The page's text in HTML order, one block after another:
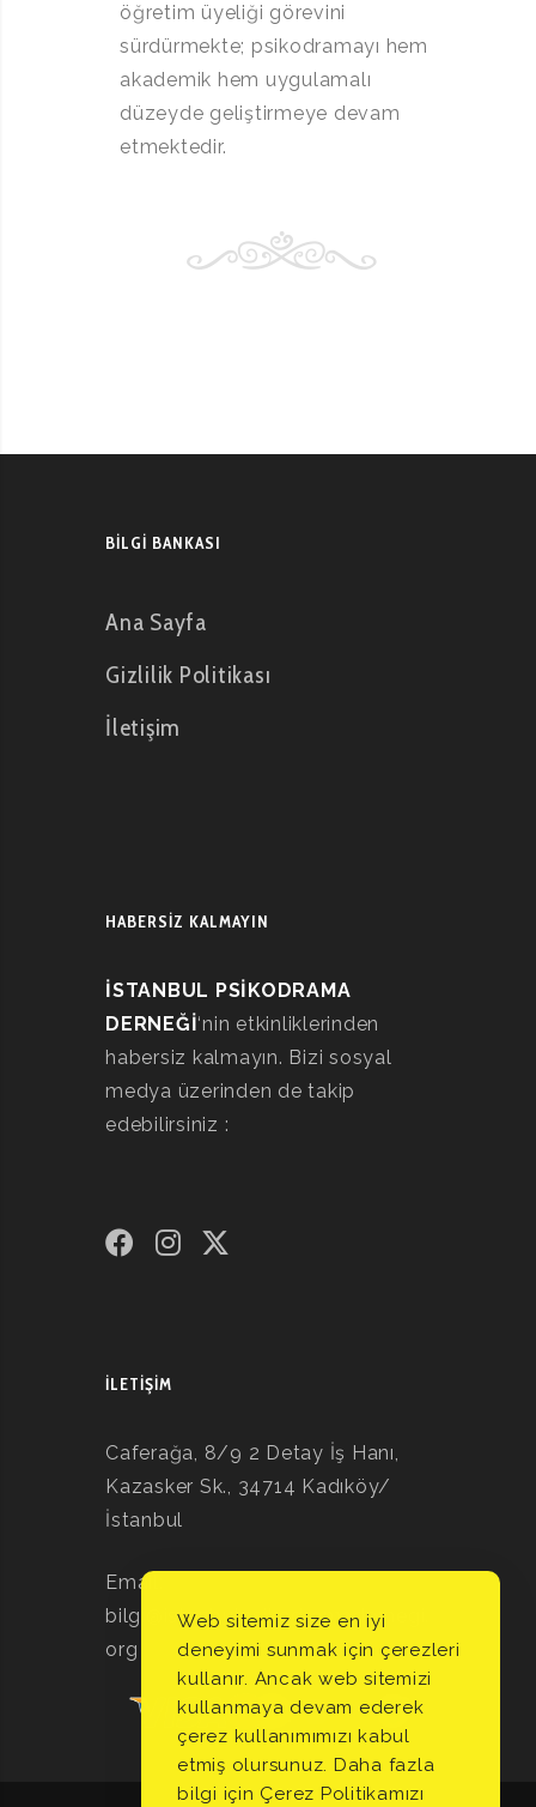
öğretim üyeliği görevini
sürdürmekte; psikodramayı hem
akademik hem uygulamalı
düzeyde geliştirmeye devam
etmektedir.
BILGI BANKASI
Ana Sayfa
Gizlilik Politikası
İletişim
HABERSİZ KALMAYIN
İSTANBUL PSİKODRAMA
DERNEĞİ‘nin etkinliklerinden
habersiz kalmayın. Bizi sosyal
medya üzerinden de takip
edebilirsiniz :
İLETIŞIM
Caferağa, 8/9 2 Detay İş Hanı,
Kazasker Sk., 34714 Kadıköy/
İstanbul
Email:
bilgi@istanbulpsikodramadernegi.
org
Web sitemiz size en iyi
deneyimi sunmak için çerezleri
kullanır. Ancak web sitemizi
kullanmaya devam ederek
çerez kullanımımızı kabul
etmiş olursunuz. Daha fazla
bilgi için Çerez Politikamızı